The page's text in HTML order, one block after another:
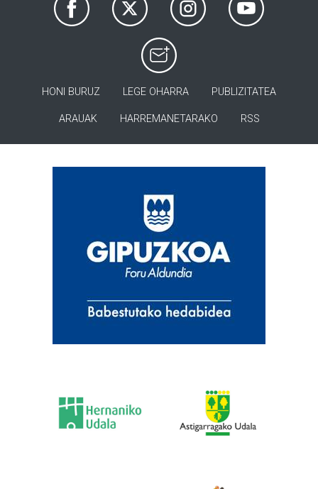
HONI BURUZ LEGE OHARRA PUBLIZITATEA
ARAUAK HARREMANETARAKO RSS